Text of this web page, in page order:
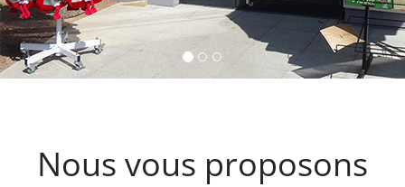
Nous vous proposons un assortiments de vins
provenant de la cave Les Faîtières à
Kintzheim-St-Hippolyte.
Nous vous proposons